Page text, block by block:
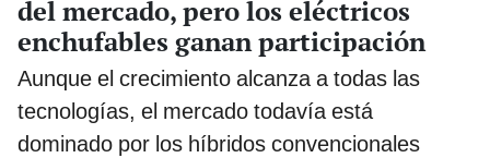
del mercado, pero los eléctricos
enchufables ganan participación
Aunque el crecimiento alcanza a todas las
tecnologías, el mercado todavía está
dominado por los híbridos convencionales